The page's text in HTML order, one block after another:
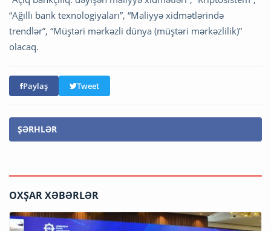
“Ağıllı bank texnologiyaları”, “Maliyyə xidmətlərində
trendlər”, “Müştəri mərkəzli dünya (müştəri mərkəzlilik)”
olacaq.
Paylaş Tweet
ŞƏRHLƏR
OXŞAR XƏBƏRLƏR